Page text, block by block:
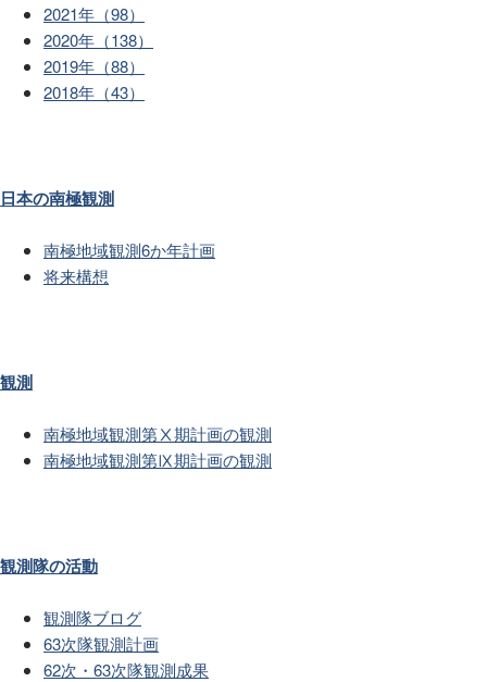
2021年（98）
2020年（138）
2019年（88）
2018年（43）
日本の南極観測
南極地域観測6か年計画
将来構想
観測
南極地域観測第Ⅹ期計画の観測
南極地域観測第Ⅸ期計画の観測
観測隊の活動
観測隊ブログ
63次隊観測計画
62次・63次隊観測成果